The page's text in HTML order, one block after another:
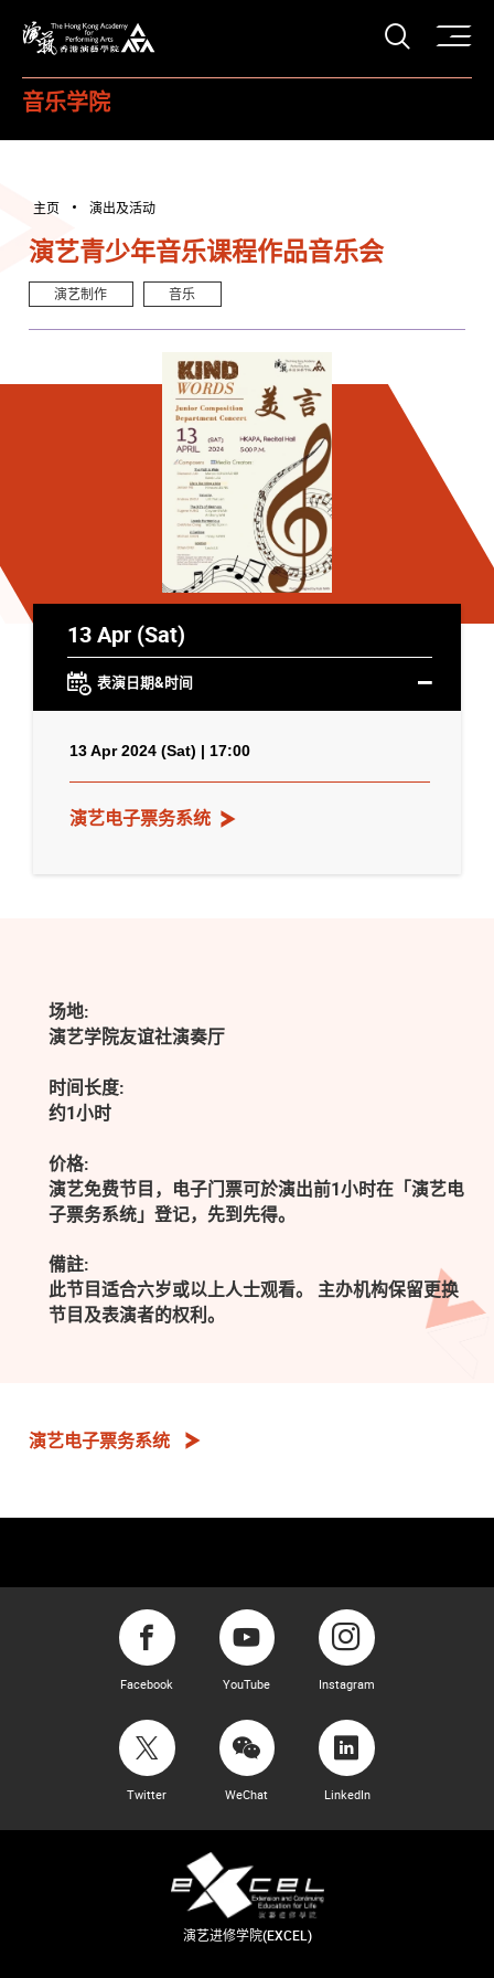
打开
音乐学院
主页 演出及活动
演艺青少年音乐课程作品音乐会
演艺制作 音乐
13 Apr (Sat)
表演日期&时间
13 Apr 2024 (Sat) | 17:00
演艺电子票务系统
场地:
演艺学院友谊社演奏厅
时间长度:
约1小时
价格:
演艺免费节目，电子门票可於演出前1小时在「演艺电
子票务系统」登记，先到先得。
備註:
此节目适合六岁或以上人士观看。 主办机构保留更换
节目及表演者的权利。
演艺电子票务系统
Facebook YouTube Instagram
Twitter WeChat LinkedIn
演艺进修学院(EXCEL)